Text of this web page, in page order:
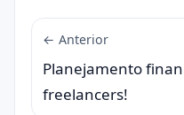
← Anterior
Planejamento
freelancers!